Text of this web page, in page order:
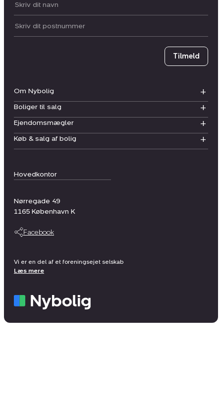
Hovedkontor
Nørregade 49
1165 København K
Facebook
Om Nybolig
Boliger til salg
Ejendomsmægler
Køb & salg af bolig
Dit navn:
Postnummer
Tilmeld
Vi er en del af et foreningsejet selskab
Læs mere